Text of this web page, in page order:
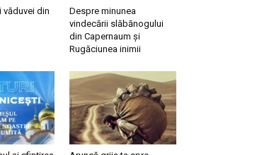
văduvei din
Despre minunea
vindecării slăbănogului
din Capernaum și
Rugăciunea inimii